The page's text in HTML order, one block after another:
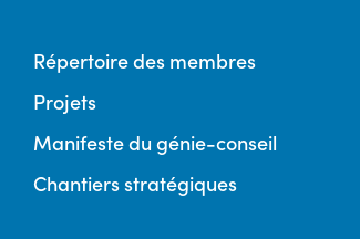
Répertoire des membres
Projets
Manifeste du génie-conseil
Chantiers stratégiques